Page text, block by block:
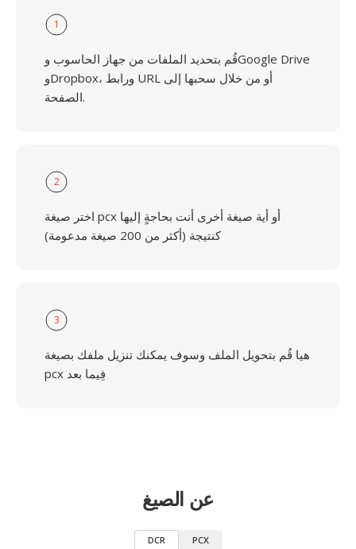
1
قُم بتحديد الملفات من جهاز الحاسوب وGoogle Drive
وDropbox، ورابط URL أو من خلال سحبها إلى
الصفحة.
2
اختر صيغة pcx أو أية صيغة أخرى أنت بحاجةٍ إليها
كنتيجة (أكثر من 200 صيغة مدعومة)
3
هيا قُم بتحويل الملف وسوف يمكنك تنزيل ملفك بصيغة
pcx فِيما بعد
عن الصيغ
DCR PCX